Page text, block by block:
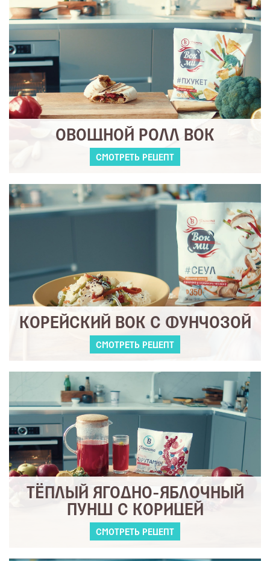
ОВОЩНОЙ РОЛЛ ВОК
СМОТРЕТЬ РЕЦЕПТ
КОРЕЙСКИЙ ВОК С ФУНЧОЗОЙ
СМОТРЕТЬ РЕЦЕПТ
ТЁПЛЫЙ ЯГОДНО-ЯБЛОЧНЫЙ
ПУНШ С КОРИЦЕЙ
СМОТРЕТЬ РЕЦЕПТ